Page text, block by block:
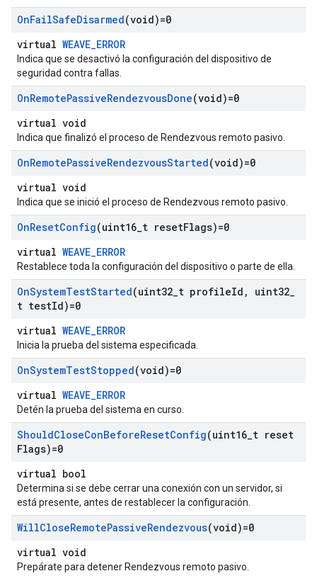
OnFailSafeDisarmed(void)=0
virtual WEAVE_ERROR
Indica que se desactivó la configuración del dispositivo de
seguridad contra fallas.
OnRemotePassiveRendezvousDone(void)=0
virtual void
Indica que finalizó el proceso de Rendezvous remoto pasivo.
OnRemotePassiveRendezvousStarted(void)=0
virtual void
Indica que se inició el proceso de Rendezvous remoto pasivo.
OnResetConfig(uint16 t resetFlags)=0
virtual WEAVE_ERROR
Restablece toda la configuración del dispositivo o parte de ella.
OnSystemTestStarted(uint32 t profileId , uint32
t testId)=0
virtual WEAVE_ERROR
Inicia la prueba del sistema especificada.
OnSystemTestStopped(void)=0
virtual WEAVE_ERROR
Detén la prueba del sistema en curso.
ShouldCloseConBeforeResetConfig(uint16 t reset
Flags)=0
virtual bool
Determina si se debe cerrar una conexión con un servidor, si
está presente, antes de restablecer la configuración.
WillCloseRemotePassiveRendezvous(void)=0
virtual void
Prepárate para detener Rendezvous remoto pasivo.